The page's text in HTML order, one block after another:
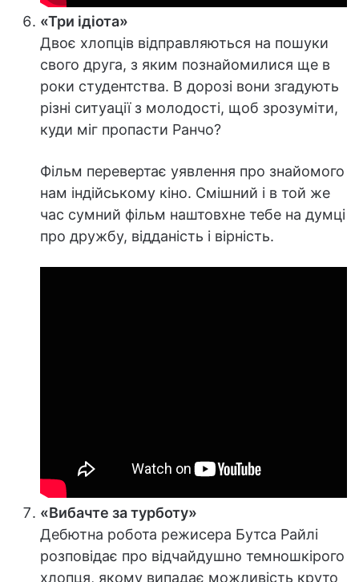
«Три ідіота»
Двоє хлопців відправляються на пошуки
свого друга, з яким познайомилися ще в
роки студентства. В дорозі вони згадують
різні ситуації з молодості, щоб зрозуміти,
куди міг пропасти Ранчо?
Фільм перевертає уявлення про знайомого
нам індійському кіно. Смішний і в той же
час сумний фільм наштовхне тебе на думці
про дружбу, відданість і вірність.
«Вибачте за турботу»
Дебютна робота режисера Бутса Райлі
розповідає про відчайдушно темношкірого
хлопця, якому випадає можливість круто